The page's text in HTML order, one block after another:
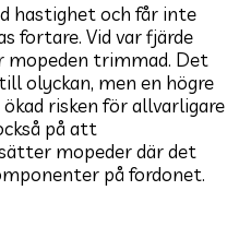
hastighet och får inte
fortare. Vid var fjärde
mopeden trimmad. Det
olyckan, men en högre
risken för allvarligare
på att
mopeder där det
på fordonet.